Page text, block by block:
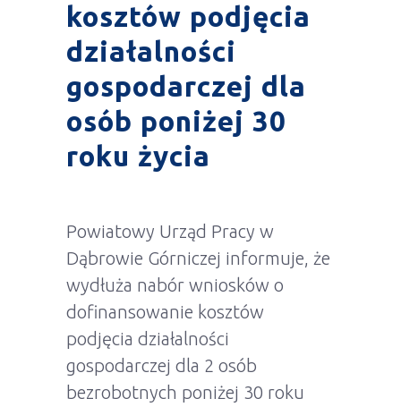
kosztów podjęcia
działalności
gospodarczej dla
osób poniżej 30
roku życia
Powiatowy Urząd Pracy w
Dąbrowie Górniczej informuje, że
wydłuża nabór wniosków o
dofinansowanie kosztów
podjęcia działalności
gospodarczej dla 2 osób
bezrobotnych poniżej 30 roku